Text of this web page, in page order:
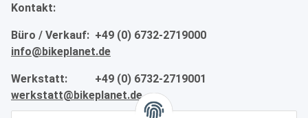
Kontakt:
Büro / Verkauf: +49 (0) 6732-2719000
info@bikeplanet.de
Werkstatt: +49 (0) 6732-2719001
werkstatt@bikeplanet.de